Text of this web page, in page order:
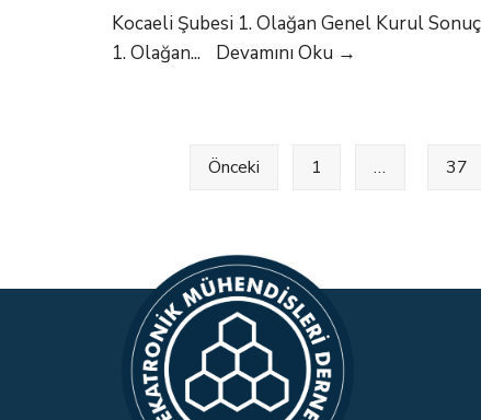
Kocaeli Şubesi 1. Olağan Genel Kurul
1. Olağan... Devamını Oku →
Genel
sayfalaması
Önceki 1 … 37